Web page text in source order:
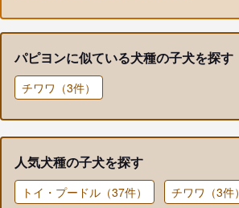
パピヨンに似ている犬種の子犬を探す
チワワ（3件）
人気犬種の子犬を探す
トイ・プードル（37件）
チワワ（3件）